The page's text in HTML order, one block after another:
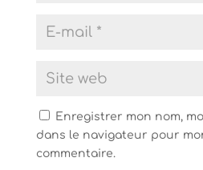
Enregistrer mon nom,
dans le navigateur pour
commentaire.